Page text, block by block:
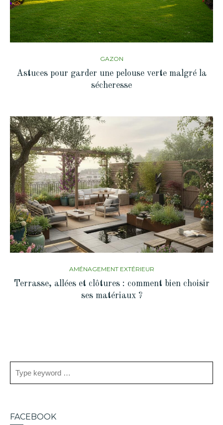
GAZON
Astuces pour garder une pelouse verte malgré la
sécheresse
AMÉNAGEMENT EXTÉRIEUR
Terrasse, allées et clôtures : comment bien choisir
ses matériaux ?
FACEBOOK